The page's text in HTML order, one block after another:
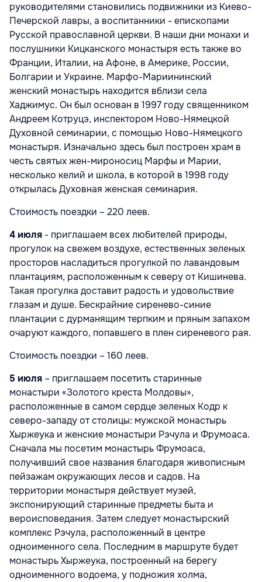
руководителями становились подвижники из Киево-
Печерской лавры, а воспитанники - епископами
Русской православной церкви. В наши дни монахи и
послушники Кицканского монастыря есть также во
Франции, Италии, на Афоне, в Америке, России,
Болгарии и Украине. Марфо-Мариининский
женский монастырь находится вблизи села
Хаджимус. Он был основан в 1997 году священником
Андреем Котруцэ, инспектором Ново-Нямецкой
Духовной семинарии, с помощью Ново-Нямецкого
монастыря. Изначально здесь был построен храм в
честь святых жен-мироносиц Марфы и Марии,
несколько келий и школа, в которой в 1998 году
открылась Духовная женская семинария.
Стоимость поездки – 220 леев.
4 июля - приглашаем всех любителей природы,
прогулок на свежем воздухе, естественных зеленых
просторов насладиться прогулкой по лавандовым
плантациям, расположенным к северу от Кишинева.
Такая прогулка доставит радость и удовольствие
глазам и душе. Бескрайние сиренево-синие
плантации с дурманящим терпким и пряным запахом
очаруют каждого, попавшего в плен сиреневого рая.
Стоимость поездки – 160 леев.
5 июля – приглашаем посетить старинные
монастыри «Золотого креста Молдовы»,
расположенные в самом сердце зеленых Кодр к
северо-западу от столицы: мужской монастырь
Хыржеука и женские монастыри Рэчула и Фрумоаса.
Сначала мы посетим монастырь Фрумоаса,
получивший свое названия благодаря живописным
пейзажам окружающих лесов и садов. На
территории монастыря действует музей,
экспонирующий старинные предметы быта и
вероисповедания. Затем следует монастырский
комплекс Рэчула, расположенный в центре
одноименного села. Последним в маршруте будет
монастырь Хыржеука, построенный на берегу
одноименного водоема, у подножия холма,